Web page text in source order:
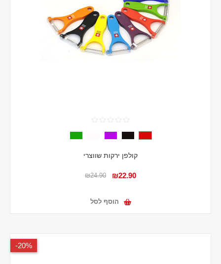
קולפן ירקות שווצרי
₪22.90
₪24.90
הוסף לסל
20%-